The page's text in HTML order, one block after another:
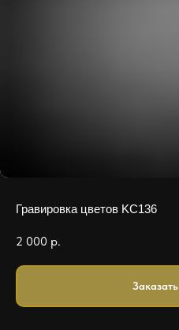
Гравировка цветов KC136
2 000 р.
Заказать